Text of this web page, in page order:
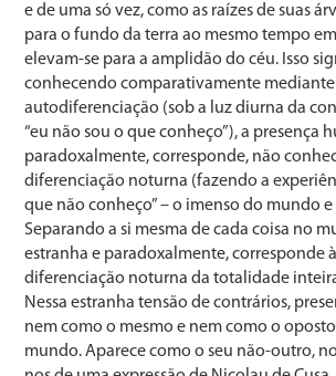
e de uma só vez, como as raízes de suas
para o fundo da terra ao mesmo tempo
elevam-se para a amplidão do céu. Isso
conhecendo comparativamente mediante
autodiferenciação (sob a luz diurna da
“eu não sou o que conheço”), a presença
paradoxalmente, corresponde, não
diferenciação noturna (fazendo a
que não conheço” – o imenso do mundo
Separando a si mesma de cada coisa no
estranha e paradoxalmente, corresponde
diferenciação noturna da totalidade
Nessa estranha tensão de contrários,
nem como o mesmo e nem como o
mundo. Aparece como o seu não-outro,